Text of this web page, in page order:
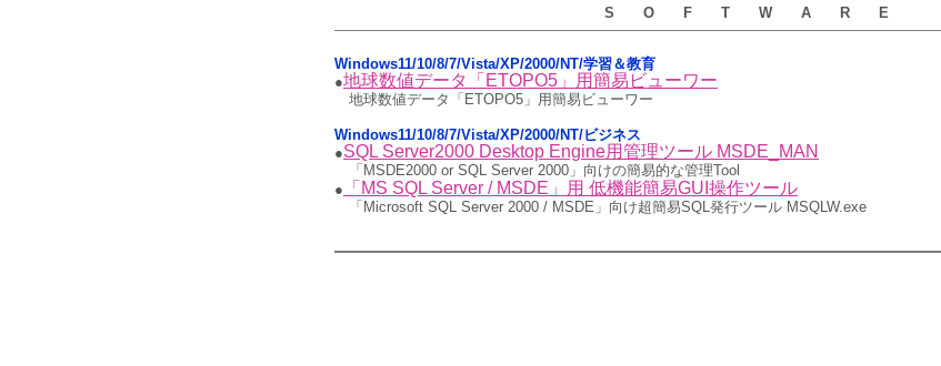
S O F T W A R E
Windows11/10/8/7/Vista/XP/2000/NT/学習＆教育
●地球数値データ「ETOPO5」用簡易ビューワー
地球数値データ「ETOPO5」用簡易ビューワー
Windows11/10/8/7/Vista/XP/2000/NT/ビジネス
●SQL Server2000 Desktop Engine用管理ツール MSDE_MAN
「MSDE2000 or SQL Server 2000」向けの簡易的な管理Tool
●
「MS SQL Server / MSDE」用 低機能簡易GUI操作ツール
「Microsoft SQL Server 2000 / MSDE」向け超簡易SQL発行ツール MSQLW.exe